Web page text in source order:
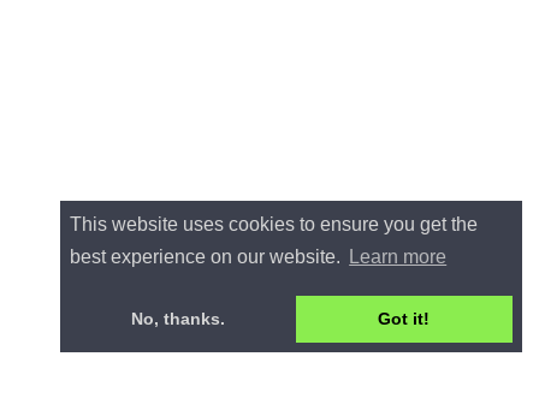
This website uses cookies to ensure you get the
best experience on our website.
Learn more
No, thanks. Got it!